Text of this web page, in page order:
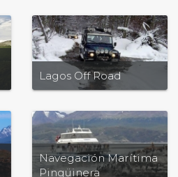
Lagos Off Road
Navegación Marítima
Pingüinera